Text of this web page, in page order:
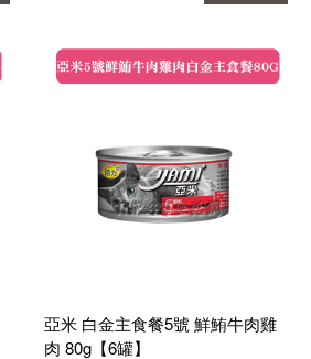
亞米 白金主食餐5號 鮮鮪牛肉雞
肉 80g【6罐】